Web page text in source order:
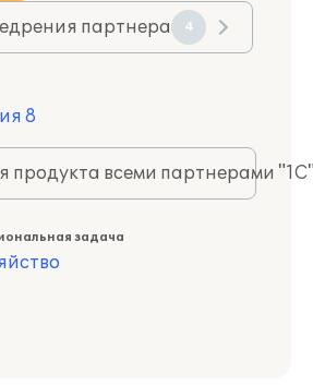
партнера 4
8
продукта всеми партнерами
задача